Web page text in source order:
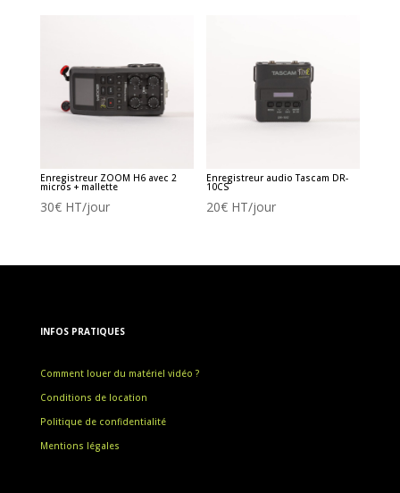
Enregistreur ZOOM H6 avec 2
micros + mallette
30€HT/jour
Enregistreur audio Tascam DR-
10CS
20€ HT/jour
INFOS PRATIQUES
Comment louer du matériel vidéo ?
Conditions de location
Politique de confidentialité
Mentions légales